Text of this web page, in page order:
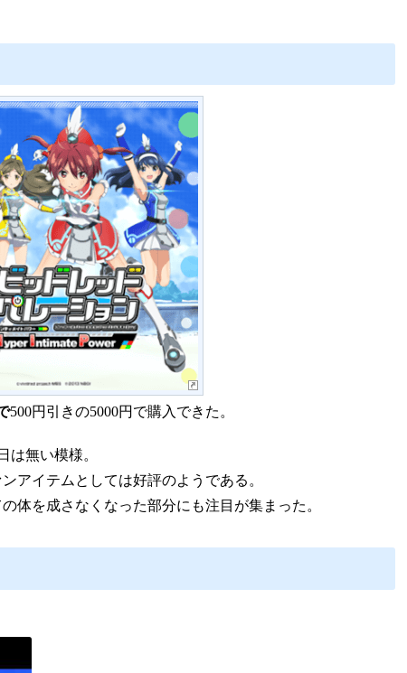
500円引きの5000円で購入できた。
無い模様。
アイテムとしては好評のようである。
体を成さなくなった部分にも注目が集まった。